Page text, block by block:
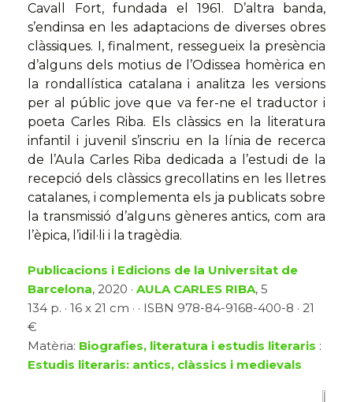
Cavall Fort, fundada el 1961. D’altra banda,
s’endinsa en les adaptacions de diverses obres
clàssiques. I, finalment, ressegueix la presència
d’alguns dels motius de l’Odissea homèrica en
la rondallística catalana i analitza les versions
per al públic jove que va fer-ne el traductor i
poeta Carles Riba. Els clàssics en la literatura
infantil i juvenil s’inscriu en la línia de recerca
de l’Aula Carles Riba dedicada a l’estudi de la
recepció dels clàssics grecollatins en les lletres
catalanes, i complementa els ja publicats sobre
la transmissió d’alguns gèneres antics, com ara
l’èpica, l’idil·li i la tragèdia.
Publicacions i Edicions de la Universitat de
Barcelona, 2020 · AULA CARLES RIBA, 5
134 p. · 16 x 21 cm · · ISBN 978-84-9168-400-8 · 21
€
Matèria: Biografies, literatura i estudis literaris :
Estudis literaris: antics, clàssics i medievals